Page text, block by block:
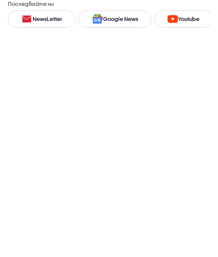
Последвайте ни
NewsLetter Google News Youtube